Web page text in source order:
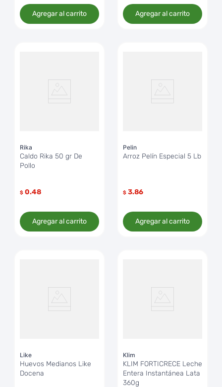
Agregar al carrito Agregar al carrito
Rika
Caldo Rika 50 gr De
Pollo
$ 0.48
Agregar al carrito
Pelin
Arroz Pelín Especial 5 Lb
$ 3.86
Agregar al carrito
Like
Huevos Medianos Like
Docena
Klim
KLIM FORTICRECE Leche
Entera Instantánea Lata
360g